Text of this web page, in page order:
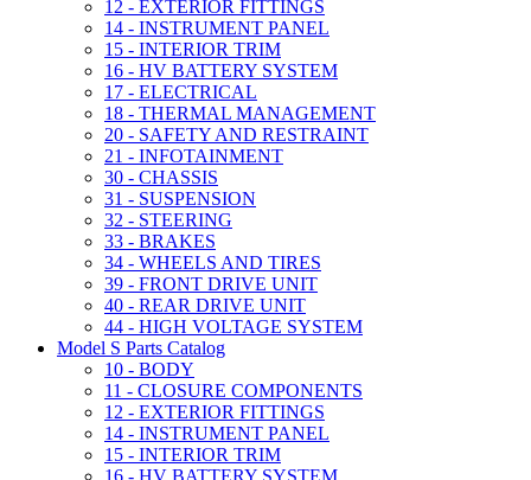
12 - EXTERIOR FITTINGS
14 - INSTRUMENT PANEL
15 - INTERIOR TRIM
16 - HV BATTERY SYSTEM
17 - ELECTRICAL
18 - THERMAL MANAGEMENT
20 - SAFETY AND RESTRAINT
21 - INFOTAINMENT
30 - CHASSIS
31 - SUSPENSION
32 - STEERING
33 - BRAKES
34 - WHEELS AND TIRES
39 - FRONT DRIVE UNIT
40 - REAR DRIVE UNIT
44 - HIGH VOLTAGE SYSTEM
Model S Parts Catalog
10 - BODY
11 - CLOSURE COMPONENTS
12 - EXTERIOR FITTINGS
14 - INSTRUMENT PANEL
15 - INTERIOR TRIM